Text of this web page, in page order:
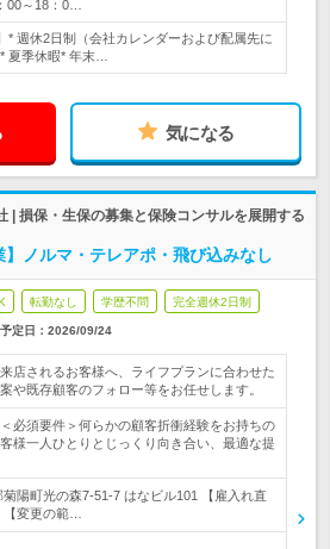
00～18：0…
* 週休2日制（会社カレンダーおよび配属先に
夏季休暇* 年末…
気になる
損保・生保の募集と保険コンサルを展開する
ノルマ・テレアポ・飛び込みなし
転勤なし 学歴不問 完全週休2日制
定日： 2026/09/24
店されるお客様へ、ライフプランに合わせた
や既存顧客のフォロー等をお任せします。
必須要件＞何らかの顧客折衝経験をお持ちの
様一人ひとりとじっくり向き合い、最適な提
陽町光の森7-51-7 はなビル101 【雇入れ直
変更の範…